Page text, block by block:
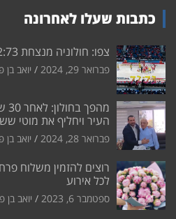
כתבות שעלו לאחרונה
צפו: חולוניה מנצחת 72:73 את הפועל ירושלים בחוץ
פברואר 29, 2024 יואב בן
העיר ויחליף את מוטי
פברואר 28, 2024 יואב בן
רוצים להזמין משלוח
לכל אירוע
ספטמבר 6, 2023 יואב בן